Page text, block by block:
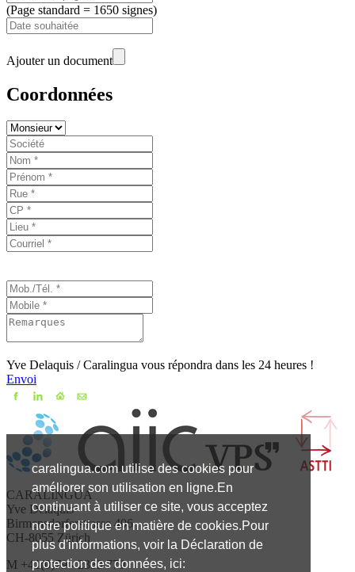
caralingua.com utilise des cookies pour
améliorer son utilisation en ligne.En
continuant à utiliser ce site, vous acceptez
notre politique en matière de cookies.Pour
plus d'informations, voir la Déclaration de
protection des données, ici:
(Page standard = 1650 signes)
Ajouter un document
Coordonnées
Yve Delaquis / Caralingua vous répondra dans les 24 heures !
Envoi
CARALINGUA
Yve Delaquis
Birmensdorferstrasse 406
CH-8055 Zürich
M +41(0)79 - 2333 779